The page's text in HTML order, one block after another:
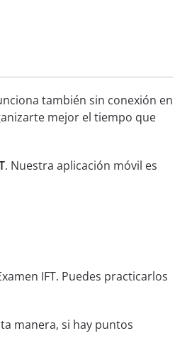
también sin conexión en
mejor el tiempo que
. Nuestra aplicación móvil es
IFT. Puedes practicarlos
manera, si hay puntos